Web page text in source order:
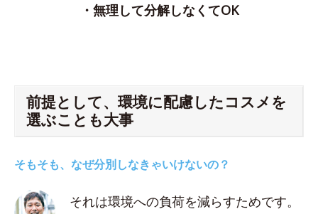
・無理して分解しなくてOK
前提として、環境に配慮したコスメを
選ぶことも大事
そもそも、なぜ分別しなきゃいけないの？
それは環境への負荷を減らすためです。